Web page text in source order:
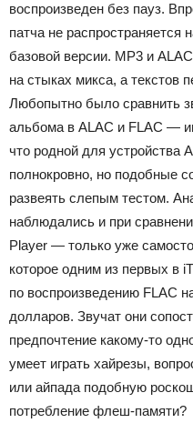
воспроизведен без пауз.
патча не распространяется
базовой версии. МР3 и
на стыках микса, а текстов
Любопытно было сравнить
альбома в ALAC и FLAC —
что родной для устройства
полнокровно, но подобные
развеять слепым тестом.
наблюдались и при
Player — только уже
которое одним из первых в
по воcпроизведению FLAC
долларов. Звучат они
предпочтение какому-то
умеет играть хайрезы,
или айпада подобную
потребление флеш-памяти?